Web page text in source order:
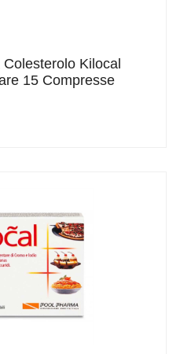
Kilocal
15 Compresse